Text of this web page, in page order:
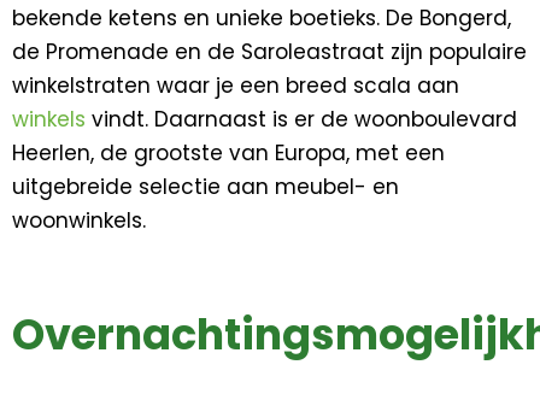
bekende ketens en unieke boetieks. De Bongerd,
de Promenade en de Saroleastraat zijn populaire
winkelstraten waar je een breed scala aan
winkels vindt. Daarnaast is er de woonboulevard
Heerlen, de grootste van Europa, met een
uitgebreide selectie aan meubel- en
woonwinkels.